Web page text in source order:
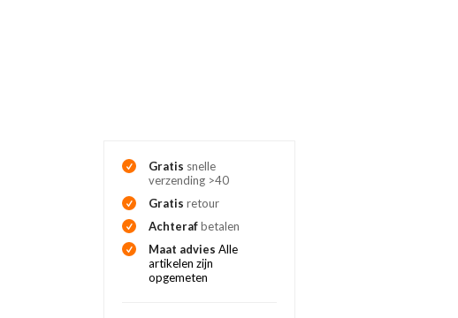
Gratis snelle
verzending >40
Gratis retour
Achterafbetalen
Maat adviesAlle
artikelen zijn
opgemeten